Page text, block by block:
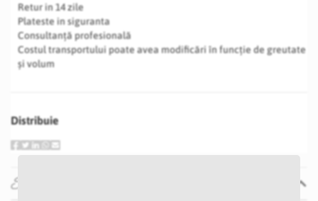
Retur in 14 zile
Plateste in siguranta
Consultanță profesională
Costul transportului poate avea modificări în funcție de greutate
și volum
Distribuie
Specificatii